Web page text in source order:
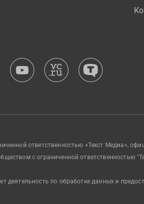
ответственностью «Текст Медиа»,
с ограниченной
деятельность по обработке данных и